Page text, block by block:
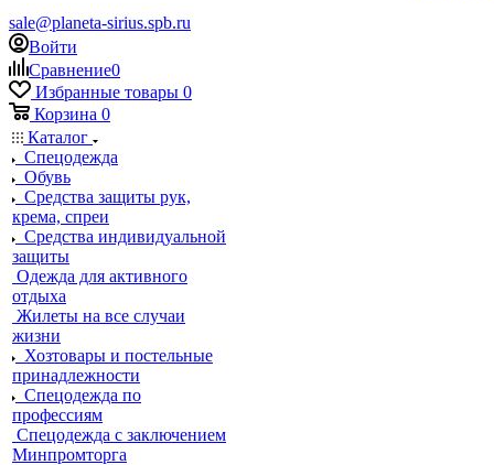
sale@planeta-sirius.spb.ru
Войти
Сравнение0
Избранные товары 0
Корзина 0
Каталог
Спецодежда
Обувь
Средства защиты рук,
крема, спреи
Средства индивидуальной
защиты
Одежда для активного
отдыха
Жилеты на все случаи
жизни
Хозтовары и постельные
принадлежности
Спецодежда по
профессиям
Спецодежда с заключением
Минпромторга